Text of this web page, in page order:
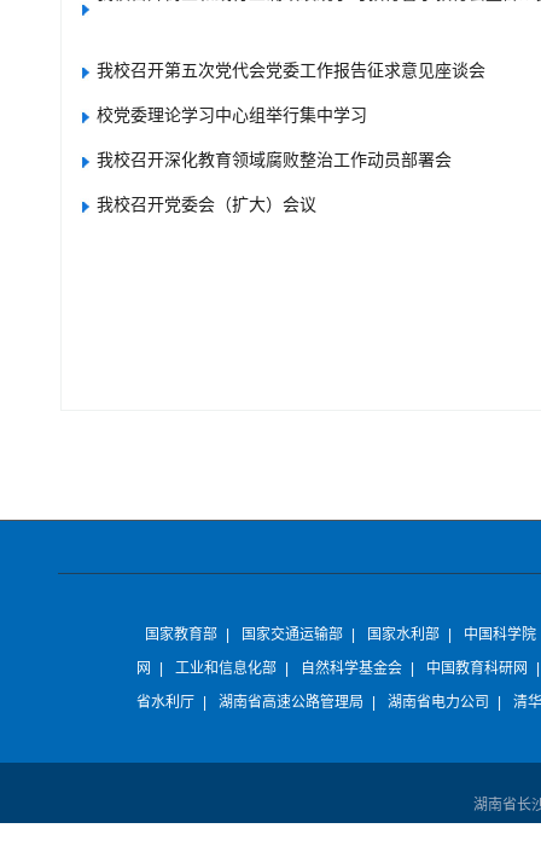
我校召开第五次党代会党委工作报告征求意见座谈会
校党委理论学习中心组举行集中学习
我校召开深化教育领域腐败整治工作动员部署会
我校召开党委会（扩大）会议
国家教育部 国家交通运输部 国家水利部
中国科学院
网
工业和信息化部 自然科学基金会 中国教育科研网
省水利厅
湖南省高速公路管理局 湖南省电力公司 清
湖南省长